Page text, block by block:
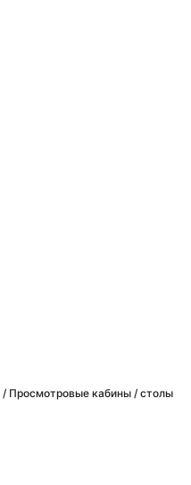
/ Просмотровые кабины / столы